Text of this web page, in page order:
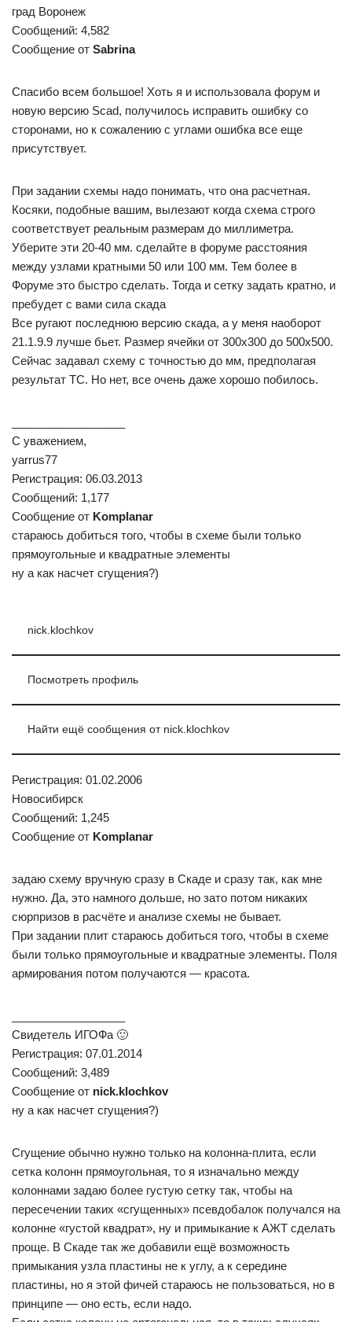
град Воронеж
Сообщений: 4,582
Сообщение от Sabrina
Спасибо всем большое! Хоть я и использовала форум и
новую версию Scad, получилось исправить ошибку со
сторонами, но к сожалению с углами ошибка все еще
присутствует.
При задании схемы надо понимать, что она расчетная.
Косяки, подобные вашим, вылезают когда схема строго
соответствует реальным размерам до миллиметра.
Уберите эти 20-40 мм. сделайте в форуме расстояния
между узлами кратными 50 или 100 мм. Тем более в
Форуме это быстро сделать. Тогда и сетку задать кратно, и
пребудет с вами сила скада
Все ругают последнюю версию скада, а у меня наоборот
21.1.9.9 лучше бьет. Размер ячейки от 300х300 до 500х500.
Сейчас задавал схему с точностью до мм, предполагая
результат ТС. Но нет, все очень даже хорошо побилось.
С уважением,
yarrus77
Регистрация: 06.03.2013
Сообщений: 1,177
Сообщение от Komplanar
стараюсь добиться того, чтобы в схеме были только
прямоугольные и квадратные элементы
ну а как насчет сгущения?)
nick.klochkov
Посмотреть профиль
Найти ещё сообщения от nick.klochkov
Регистрация: 01.02.2006
Новосибирск
Сообщений: 1,245
Сообщение от Komplanar
задаю схему вручную сразу в Скаде и сразу так, как мне
нужно. Да, это намного дольше, но зато потом никаких
сюрпризов в расчёте и анализе схемы не бывает.
При задании плит стараюсь добиться того, чтобы в схеме
были только прямоугольные и квадратные элементы. Поля
армирования потом получаются — красота.
Свидетель ИГОФа 🙂
Регистрация: 07.01.2014
Сообщений: 3,489
Сообщение от nick.klochkov
ну а как насчет сгущения?)
Сгущение обычно нужно только на колонна-плита, если
сетка колонн прямоугольная, то я изначально между
колоннами задаю более густую сетку так, чтобы на
пересечении таких «сгущенных» псевдобалок получался на
колонне «густой квадрат», ну и примыкание к АЖТ сделать
проще. В Скаде так же добавили ещё возможность
примыкания узла пластины не к углу, а к середине
пластины, но я этой фичей стараюсь не пользоваться, но в
принципе — оно есть, если надо.